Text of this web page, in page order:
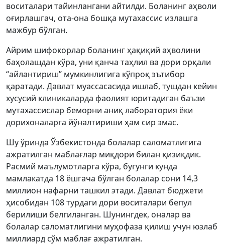
воситалари тайинлангани айтилди. Боланинг аҳволи
оғирлашгач, ота-она бошқа мутахассис излашга
мажбур бўлган.
Айрим шифокорлар боланинг ҳақиқий аҳволини
баҳолашдан кўра, уни қанча таҳлил ва дори орқали
“айлантириш” мумкинлигига кўпроқ эътибор
қаратади. Давлат муассасасида ишлаб, тушдан кейин
хусусий клиникаларда фаолият юритадиган баъзи
мутахассислар беморни аниқ лаборатория ёки
дорихоналарга йўналтириши ҳам сир эмас.
Шу ўринда Ўзбекистонда болалар саломатлигига
ажратилган маблағлар миқдори билан қизиқдик.
Расмий маълумотларга кўра, бугунги кунда
мамлакатда 18 ёшгача бўлган болалар сони 14,3
миллион нафарни ташкил этади. Давлат бюджети
ҳисобидан 108 турдаги дори воситалари бепул
берилиши белгиланган. Шунингдек, оналар ва
болалар саломатлигини муҳофаза қилиш учун юзлаб
миллиард сўм маблағ ажратилган.